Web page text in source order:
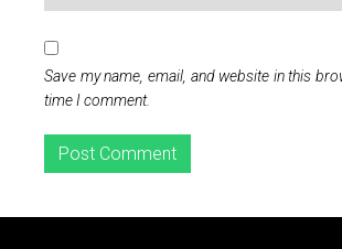
Save my name, email, and website in this
time I comment.